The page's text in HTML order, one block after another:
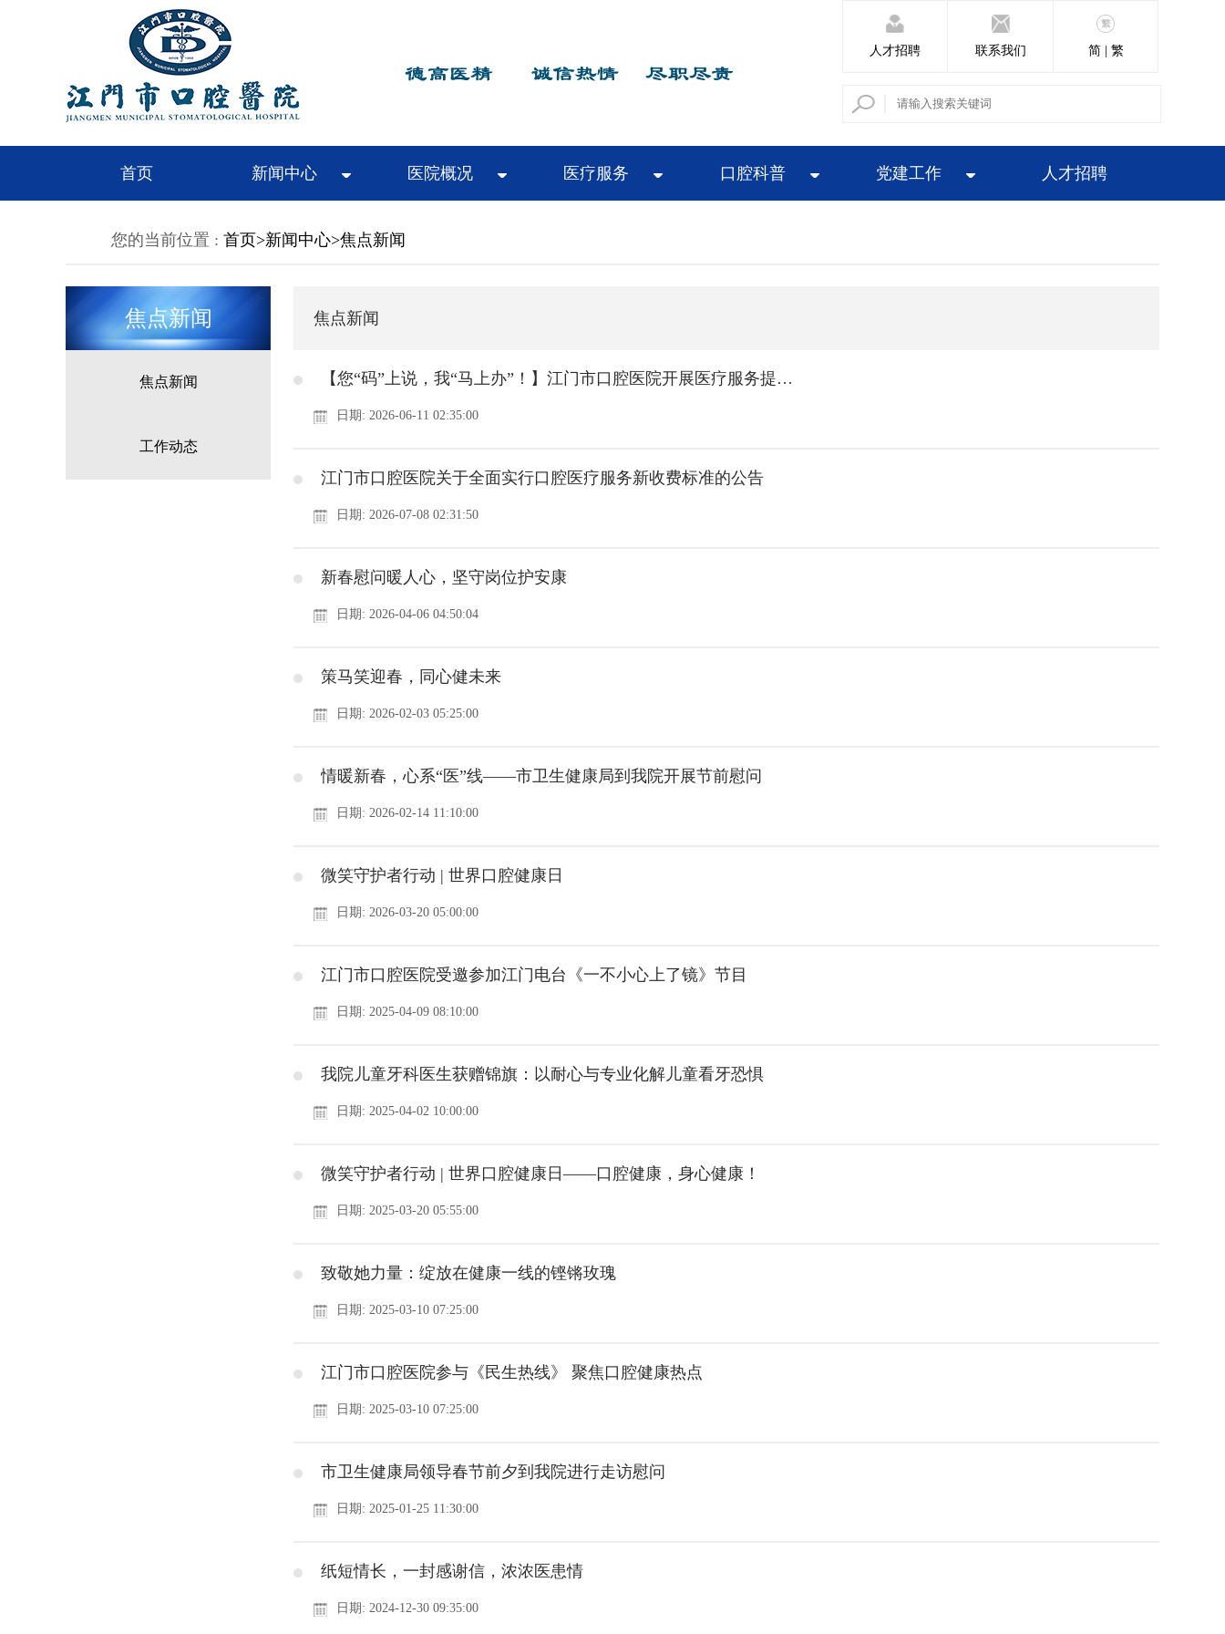
人才招聘 联系我们 简 | 繁
首页 新闻中心 医院概况 医疗服务 口腔科普 党建工作 人才招聘
您的当前位置 : 首页>新闻中心>焦点新闻
焦点新闻
焦点新闻
工作动态
焦点新闻
【您“码”上说，我“马上办”！】江门市口腔医院开展医疗服务提质增效专项行动
日期: 2026-06-11 02:35:00
江门市口腔医院关于全面实行口腔医疗服务新收费标准的公告
日期: 2026-07-08 02:31:50
新春慰问暖人心，坚守岗位护安康
日期: 2026-04-06 04:50:04
策马笑迎春，同心健未来
日期: 2026-02-03 05:25:00
情暖新春，心系“医”线——市卫生健康局到我院开展节前慰问
日期: 2026-02-14 11:10:00
微笑守护者行动 | 世界口腔健康日
日期: 2026-03-20 05:00:00
江门市口腔医院受邀参加江门电台《一不小心上了镜》节目
日期: 2025-04-09 08:10:00
我院儿童牙科医生获赠锦旗：以耐心与专业化解儿童看牙恐惧
日期: 2025-04-02 10:00:00
微笑守护者行动 | 世界口腔健康日——口腔健康，身心健康！
日期: 2025-03-20 05:55:00
致敬她力量：绽放在健康一线的铿锵玫瑰
日期: 2025-03-10 07:25:00
江门市口腔医院参与《民生热线》 聚焦口腔健康热点
日期: 2025-03-10 07:25:00
市卫生健康局领导春节前夕到我院进行走访慰问
日期: 2025-01-25 11:30:00
纸短情长，一封感谢信，浓浓医患情
日期: 2024-12-30 09:35:00